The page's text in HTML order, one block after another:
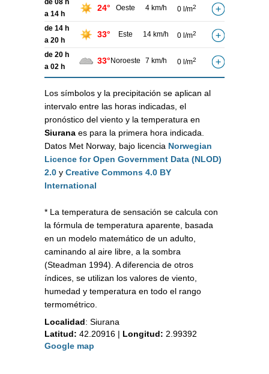
de 08 h
a 14 h
24° Oeste 4 km/h 0 l/m2
de 14 h
a 20 h
33° Este 14 km/h 0 l/m2
de 20 h
a 02 h
33° Noroeste 7 km/h 0 l/m2
Los símbolos y la precipitación se aplican al
intervalo entre las horas indicadas, el
pronóstico del viento y la temperatura en
Siurana es para la primera hora indicada.
Datos Met Norway, bajo licencia Norwegian
Licence for Open Government Data (NLOD)
2.0 y Creative Commons 4.0 BY
International
* La temperatura de sensación se calcula con
la fórmula de temperatura aparente, basada
en un modelo matemático de un adulto,
caminando al aire libre, a la sombra
(Steadman 1994). A diferencia de otros
índices, se utilizan los valores de viento,
humedad y temperatura en todo el rango
termométrico.
Localidad: Siurana
Latitud: 42.20916 | Longitud: 2.99392
Google map